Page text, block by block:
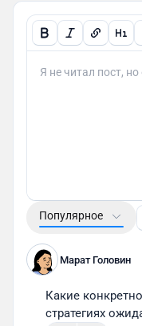
Популярное
Марат Головин
Какие
стратегиях